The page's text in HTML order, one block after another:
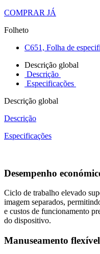
COMPRAR JÁ
Folheto
C651, Folha de
Descrição global
Descrição
Especificações
Descrição global
Descrição
Especificações
Desempenho
Ciclo de trabalho elevado
imagem separados,
e custos de funcionamento
do dispositivo.
Manuseamento